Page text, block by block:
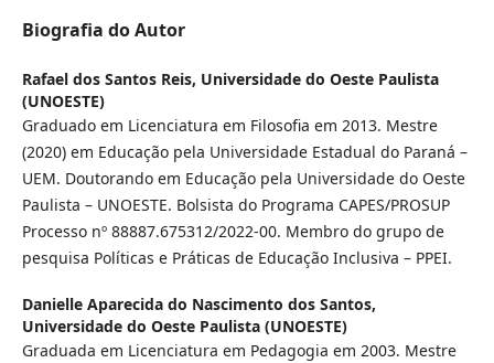
Biografia do Autor
Rafael dos Santos Reis, Universidade do Oeste Paulista
(UNOESTE)
Graduado em Licenciatura em Filosofia em 2013. Mestre
(2020) em Educação pela Universidade Estadual do Paraná –
UEM. Doutorando em Educação pela Universidade do Oeste
Paulista – UNOESTE. Bolsista do Programa CAPES/PROSUP
Processo nº 88887.675312/2022-00. Membro do grupo de
pesquisa Políticas e Práticas de Educação Inclusiva – PPEI.
Danielle Aparecida do Nascimento dos Santos,
Universidade do Oeste Paulista (UNOESTE)
Graduada em Licenciatura em Pedagogia em 2003. Mestre